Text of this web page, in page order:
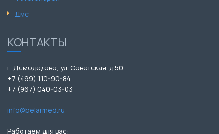
Дмс
КОНТАКТЫ
г. Домодедово, ул. Советская, д.50
+7 (499) 110-90-84
+7 (967) 040-03-03
info@belarmed.ru
Работаем для вас: